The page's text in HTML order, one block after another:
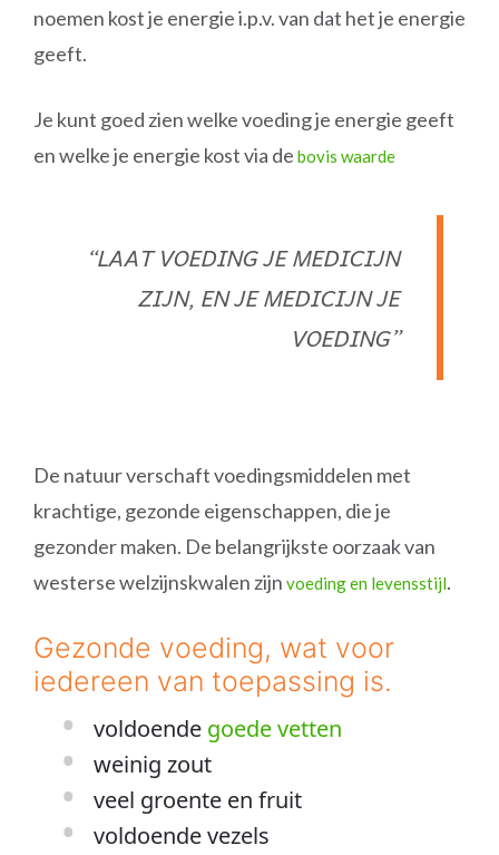
noemen kost je energie i.p.v. van dat het je energie
geeft.
Je kunt goed zien welke voeding je energie geeft
en welke je energie kost via de bovis waarde
“LAAT VOEDING JE MEDICIJN
ZIJN, EN JE MEDICIJN JE
VOEDING”
De natuur verschaft voedingsmiddelen met
krachtige, gezonde eigenschappen, die je
gezonder maken. De belangrijkste oorzaak van
westerse welzijnskwalen zijn voeding en levensstijl.
Gezonde voeding, wat voor
iedereen van toepassing is.
voldoende goede vetten
weinig zout
veel groente en fruit
voldoende vezels